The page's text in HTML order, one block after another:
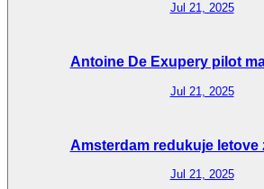
Jul 21, 2025
Antoine De Exupery pilot
Jul 21, 2025
Amsterdam redukuje letove
Jul 21, 2025